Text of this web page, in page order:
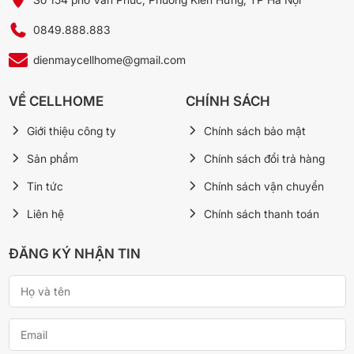
các mùi tanh thịt cá hay mùi thực phẩm hư hỏng được giảm thiểu,
giúp thực phẩm ở cả ngăn đông và ngăn mát giữ được độ tươi
ngon tốt hơn.
*Hình ảnh chỉ mang tính chất minh họa
Tủ lạnh Samsung Inverter 280 lít RB27N4020S9/SV với dung tích
280 lít thích hợp với gia đình nhỏ có từ 2 đến 3 thành viên. Tủ
kiếm nơi bảo quản thực phẩm được tươi ngon, dài ngày hơn vì sở
hữu công nghệ làm lạnh vòm All-around Cooling kết hợp với ngăn
0849.888.883
dienmaycellhome@gmail.com
VỀ CELLHOME
Giới thiệu công ty
Sản phẩm
Tin tức
Liên hệ
CHÍNH SÁCH
Chính sách bảo mật
Chính sách đổi trả hàng
Chính sách vận chuyển
Chính sách thanh toán
ĐĂNG KÝ NHẬN TIN